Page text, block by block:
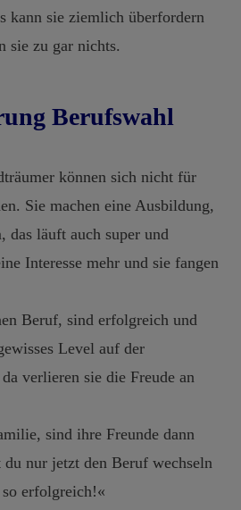
kann sie ziemlich überfordern
sie zu gar nichts.
Berufswahl
können sich nicht für
Sie machen eine Ausbildung,
das läuft auch super und
Interesse mehr und sie fangen
Beruf, sind erfolgreich und
Level auf der
verlieren sie die Freude an
sind ihre Freunde dann
nur jetzt den Beruf wechseln
erfolgreich!«